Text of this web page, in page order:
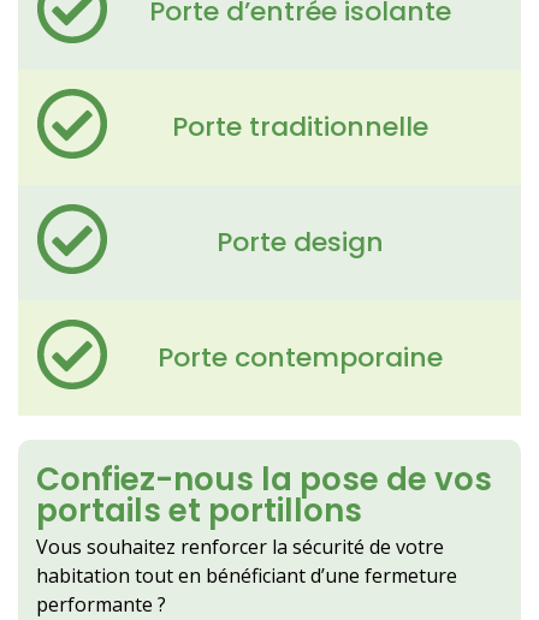
Porte d’entrée isolante
Porte traditionnelle
Porte design
Porte contemporaine
Confiez-nous la pose de vos
portails et portillons
Vous souhaitez renforcer la sécurité de votre
habitation tout en bénéficiant d’une fermeture
performante ?